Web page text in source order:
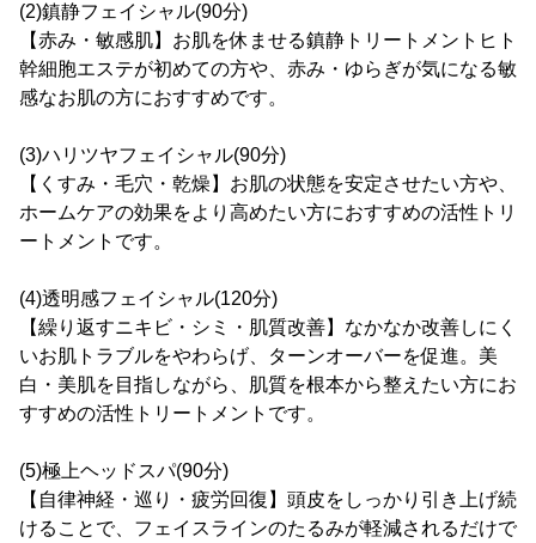
(2)鎮静フェイシャル(90分)
【赤み・敏感肌】​お肌を休ませる鎮静トリートメントヒト
幹細胞エステが初めての方や、赤み・ゆらぎが気になる敏
感なお肌の方におすすめです。
(3)ハリツヤフェイシャル(90分)
【くすみ・毛穴・乾燥】お肌の状態を安定させたい方や、
ホームケアの効果をより高めたい方におすすめの活性トリ
ートメントです。
(4)透明感フェイシャル(120分)
【繰り返すニキビ・シミ・肌質改善】なかなか改善しにく
いお肌トラブルをやわらげ、ターンオーバーを促進。美
白・美肌を目指しながら、肌質を根本から整えたい方にお
すすめの活性トリートメントです。
(5)極上ヘッドスパ(90分)
【自律神経・巡り・疲労回復】頭皮をしっかり引き上げ続
けることで、フェイスラインのたるみが軽減されるだけで